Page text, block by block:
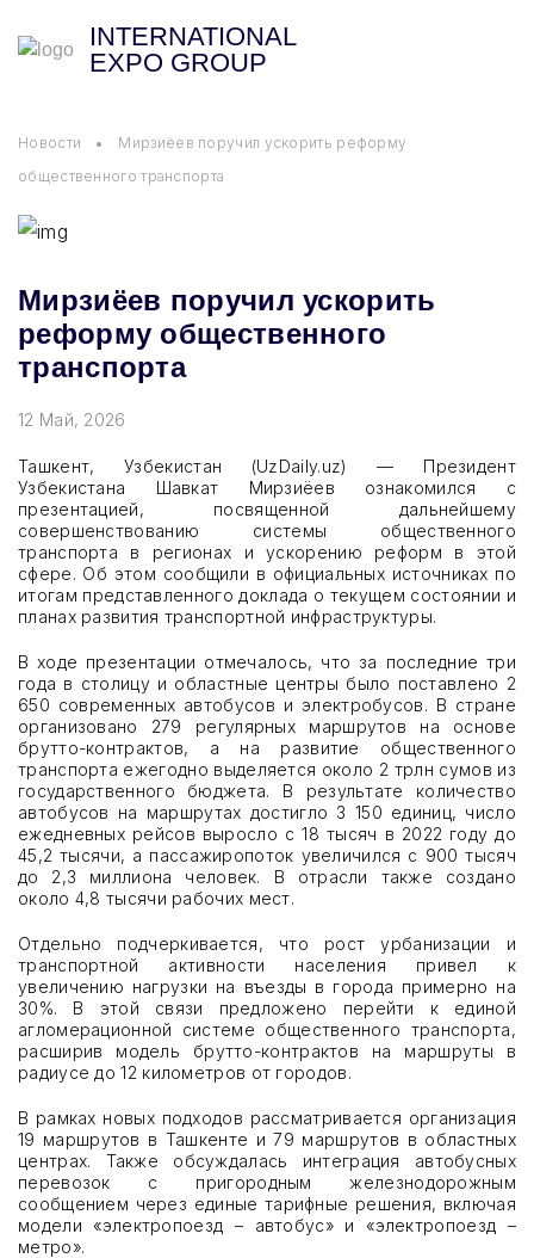
INTERNATIONAL
EXPO GROUP
UZSTROYEXPO
UZPRODEXPO
INTERPACKEXPO
UZMETALMASHEXPO
UZMININGEXPO
UZTECHTRANSEXPO
UZCHEMPLASTEXPO
UZSECUREEXPO
INTERTOOLEXPO
ФОРМА ЗАЯВКИ
ПРЕИМУЩЕСТВА ВЫСТАВОК
СОВЕТЫ ПО УЧАСТИЮ
СПОНСОРСТВО
УСЛОВИЯ ВЪЕЗДА В УЗБЕКИСТАН
Новости
Мирзиёев поручил ускорить реформу
общественного транспорта
Мирзиёев поручил ускорить
реформу общественного
транспорта
12 Май, 2026
Ташкент, Узбекистан (UzDaily.uz) — Президент
Узбекистана Шавкат Мирзиёев ознакомился с
презентацией, посвященной дальнейшему
совершенствованию системы общественного
транспорта в регионах и ускорению реформ в этой
сфере. Об этом сообщили в официальных источниках по
итогам представленного доклада о текущем состоянии и
планах развития транспортной инфраструктуры.
В ходе презентации отмечалось, что за последние три
года в столицу и областные центры было поставлено 2
650 современных автобусов и электробусов. В стране
организовано 279 регулярных маршрутов на основе
брутто-контрактов, а на развитие общественного
транспорта ежегодно выделяется около 2 трлн сумов из
государственного бюджета. В результате количество
автобусов на маршрутах достигло 3 150 единиц, число
ежедневных рейсов выросло с 18 тысяч в 2022 году до
45,2 тысячи, а пассажиропоток увеличился с 900 тысяч
до 2,3 миллиона человек. В отрасли также создано
около 4,8 тысячи рабочих мест.
Отдельно подчеркивается, что рост урбанизации и
транспортной активности населения привел к
увеличению нагрузки на въезды в города примерно на
30%. В этой связи предложено перейти к единой
агломерационной системе общественного транспорта,
расширив модель брутто-контрактов на маршруты в
радиусе до 12 километров от городов.
В рамках новых подходов рассматривается организация
19 маршрутов в Ташкенте и 79 маршрутов в областных
центрах. Также обсуждалась интеграция автобусных
перевозок с пригородным железнодорожным
сообщением через единые тарифные решения, включая
модели «электропоезд – автобус» и «электропоезд –
метро».